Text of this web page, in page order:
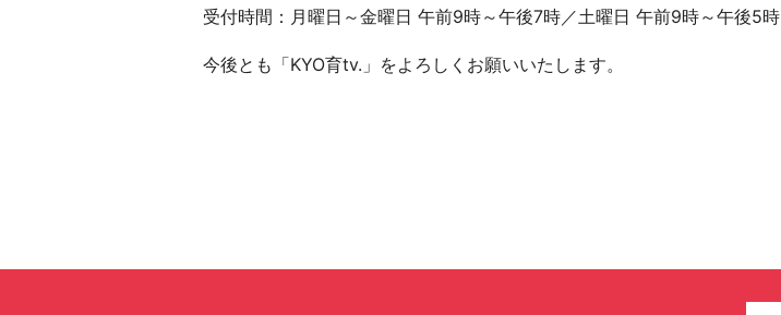
受付時間：月曜日～金曜日 午前9時～午後7時／土曜日 午前9時～午後5時
今後とも「KYO育tv.」をよろしくお願いいたします。